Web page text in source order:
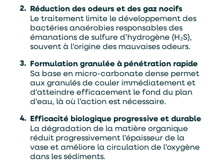
Réduction des odeurs et des gaz nocifs
Le traitement limite le développement des
bactéries anaérobies responsables des
émanations de sulfure d’hydrogène (H₂S),
souvent à l’origine des mauvaises odeurs.
Formulation granulée à pénétration rapide
Sa base en micro-carbonate dense permet
aux granulés de couler immédiatement et
d’atteindre efficacement le fond du plan
d’eau, là où l’action est nécessaire.
Efficacité biologique progressive et durable
La dégradation de la matière organique
réduit progressivement l’épaisseur de la
vase et améliore la circulation de l’oxygène
dans les sédiments.